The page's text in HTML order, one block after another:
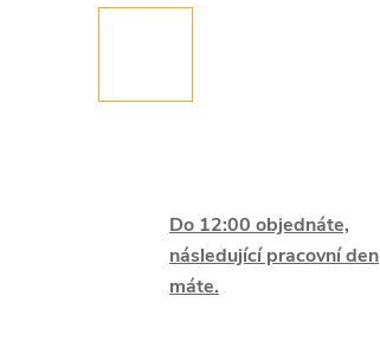
Do 12:00 objednáte,
následující pracovní den
máte.